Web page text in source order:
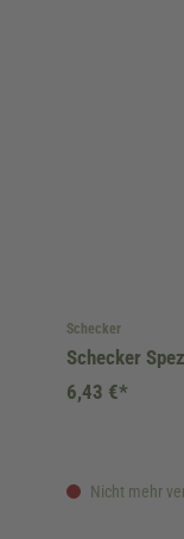
Schecker
Schecker
Nicht mehr
6,43 €*